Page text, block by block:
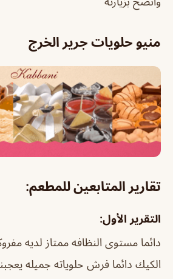
منيو حلويات جرير الخرج
تقارير المتابعين للمطعم:
التقرير الأول:
دائما مستوى النظافه ممتاز لديه
الكيك دائما فرش حلوياته جميله